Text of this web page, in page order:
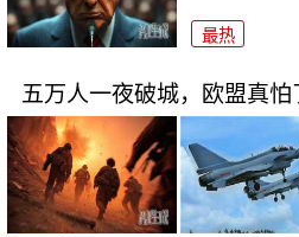
最热
五万人一夜破城，欧盟真